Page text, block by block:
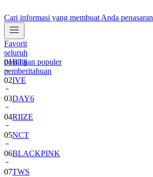
Cari informasi yang membuat Anda penasaran
Favorit
seluruh
postingan populer
pemberitahuan
01BTS
02IVE
03DAY6
04RIIZE
05NCT
06BLACKPINK
07TWS